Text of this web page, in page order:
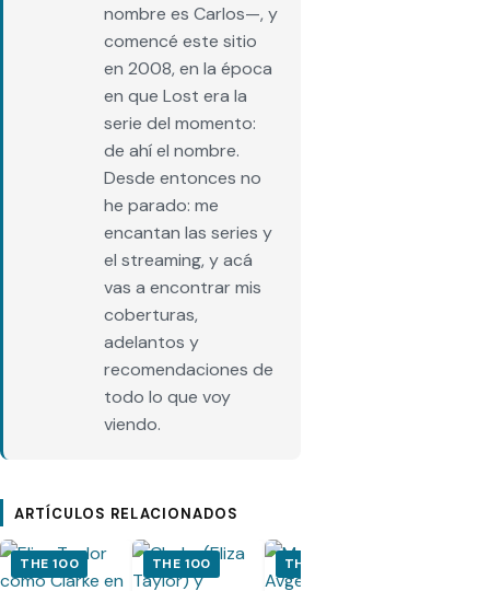
nombre es Carlos—, y
comencé este sitio
en 2008, en la época
en que Lost era la
serie del momento:
de ahí el nombre.
Desde entonces no
he parado: me
encantan las series y
el streaming, y acá
vas a encontrar mis
coberturas,
adelantos y
recomendaciones de
todo lo que voy
viendo.
ARTÍCULOS RELACIONADOS
THE 100 THE 100 THE 100